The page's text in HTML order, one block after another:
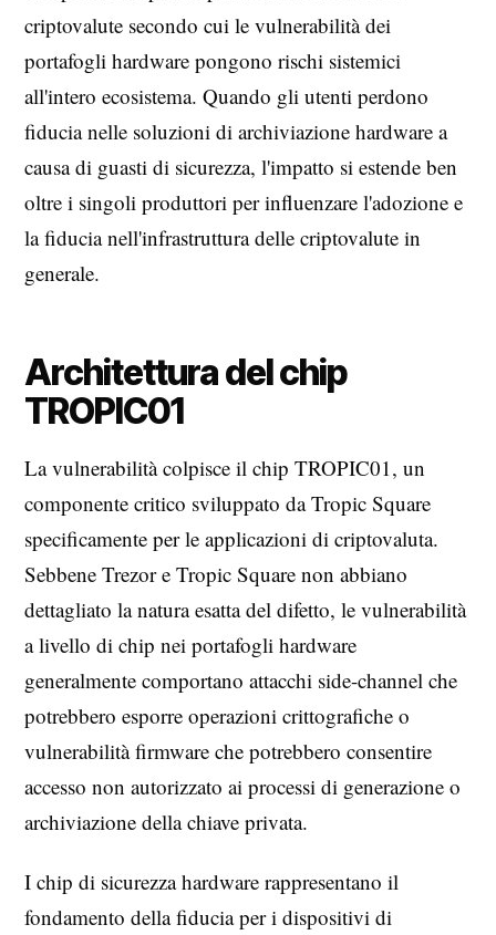
criptovalute secondo cui le vulnerabilità dei
portafogli hardware pongono rischi sistemici
all'intero ecosistema. Quando gli utenti perdono
fiducia nelle soluzioni di archiviazione hardware a
causa di guasti di sicurezza, l'impatto si estende ben
oltre i singoli produttori per influenzare l'adozione e
la fiducia nell'infrastruttura delle criptovalute in
generale.
Architettura del chip
TROPIC01
La vulnerabilità colpisce il chip TROPIC01, un
componente critico sviluppato da Tropic Square
specificamente per le applicazioni di criptovaluta.
Sebbene Trezor e Tropic Square non abbiano
dettagliato la natura esatta del difetto, le vulnerabilità
a livello di chip nei portafogli hardware
generalmente comportano attacchi side-channel che
potrebbero esporre operazioni crittografiche o
vulnerabilità firmware che potrebbero consentire
accesso non autorizzato ai processi di generazione o
archiviazione della chiave privata.
I chip di sicurezza hardware rappresentano il
fondamento della fiducia per i dispositivi di